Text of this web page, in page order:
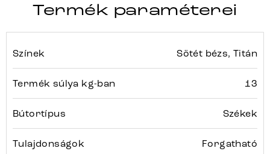
Termék paraméterei
Színek Sötét bézs, Titán
Termék súlya kg-ban 13
Bútortípus Székek
Tulajdonságok Forgatható